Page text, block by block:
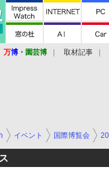
万博 ・ 園芸博 取材記事
イベント 国際博覧会